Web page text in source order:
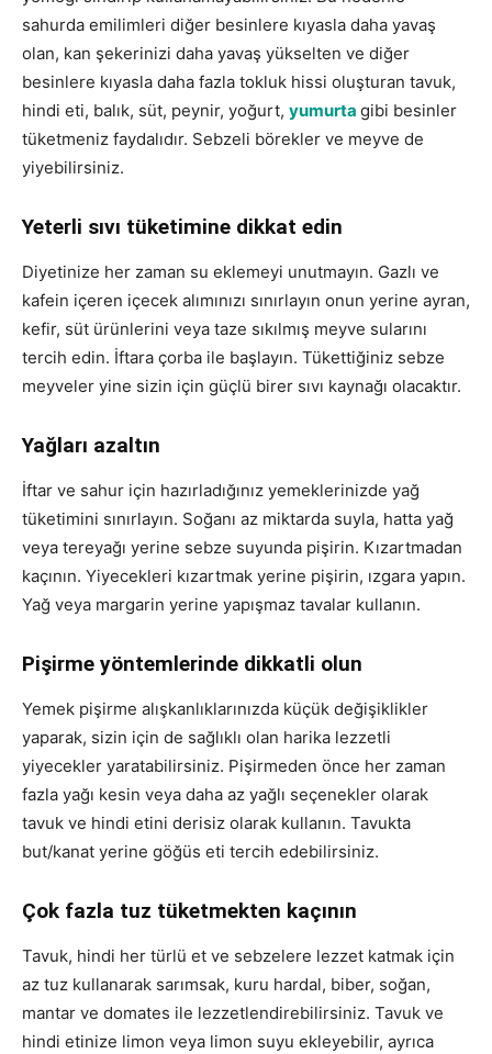
sahurda emilimleri diğer besinlere kıyasla daha yavaş
olan, kan şekerinizi daha yavaş yükselten ve diğer
besinlere kıyasla daha fazla tokluk hissi oluşturan tavuk,
hindi eti, balık, süt, peynir, yoğurt, yumurta gibi besinler
tüketmeniz faydalıdır. Sebzeli börekler ve meyve de
yiyebilirsiniz.
Yeterli sıvı tüketimine dikkat edin
Diyetinize her zaman su eklemeyi unutmayın. Gazlı ve
kafein içeren içecek alımınızı sınırlayın onun yerine ayran,
kefir, süt ürünlerini veya taze sıkılmış meyve sularını
tercih edin. İftara çorba ile başlayın. Tükettiğiniz sebze
meyveler yine sizin için güçlü birer sıvı kaynağı olacaktır.
Yağları azaltın
İftar ve sahur için hazırladığınız yemeklerinizde yağ
tüketimini sınırlayın. Soğanı az miktarda suyla, hatta yağ
veya tereyağı yerine sebze suyunda pişirin. Kızartmadan
kaçının. Yiyecekleri kızartmak yerine pişirin, ızgara yapın.
Yağ veya margarin yerine yapışmaz tavalar kullanın.
Pişirme yöntemlerinde dikkatli olun
Yemek pişirme alışkanlıklarınızda küçük değişiklikler
yaparak, sizin için de sağlıklı olan harika lezzetli
yiyecekler yaratabilirsiniz. Pişirmeden önce her zaman
fazla yağı kesin veya daha az yağlı seçenekler olarak
tavuk ve hindi etini derisiz olarak kullanın. Tavukta
but/kanat yerine göğüs eti tercih edebilirsiniz.
Çok fazla tuz tüketmekten kaçının
Tavuk, hindi her türlü et ve sebzelere lezzet katmak için
az tuz kullanarak sarımsak, kuru hardal, biber, soğan,
mantar ve domates ile lezzetlendirebilirsiniz. Tavuk ve
hindi etinize limon veya limon suyu ekleyebilir, ayrıca